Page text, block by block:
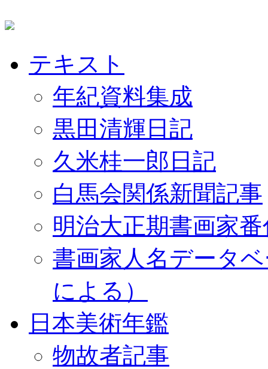
テキスト
年紀資料集成
黒田清輝日記
久米桂一郎日記
白馬会関係新聞記事
明治大正期書画家
書画家人名データ
による）
日本美術年鑑
物故者記事